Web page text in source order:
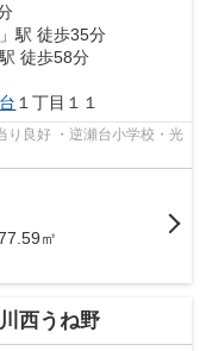
」駅 徒歩35分
駅 徒歩58分
１丁目１１
り良好 ・逆瀬台小学校・光
㎡
西うね野